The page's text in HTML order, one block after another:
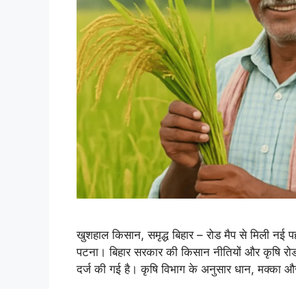
खुशहाल किसान, समृद्ध बिहार – रोड मैप से मिली नई
पटना। बिहार सरकार की किसान नीतियों और कृषि
दर्ज की गई है। कृषि विभाग के अनुसार धान, मक्का